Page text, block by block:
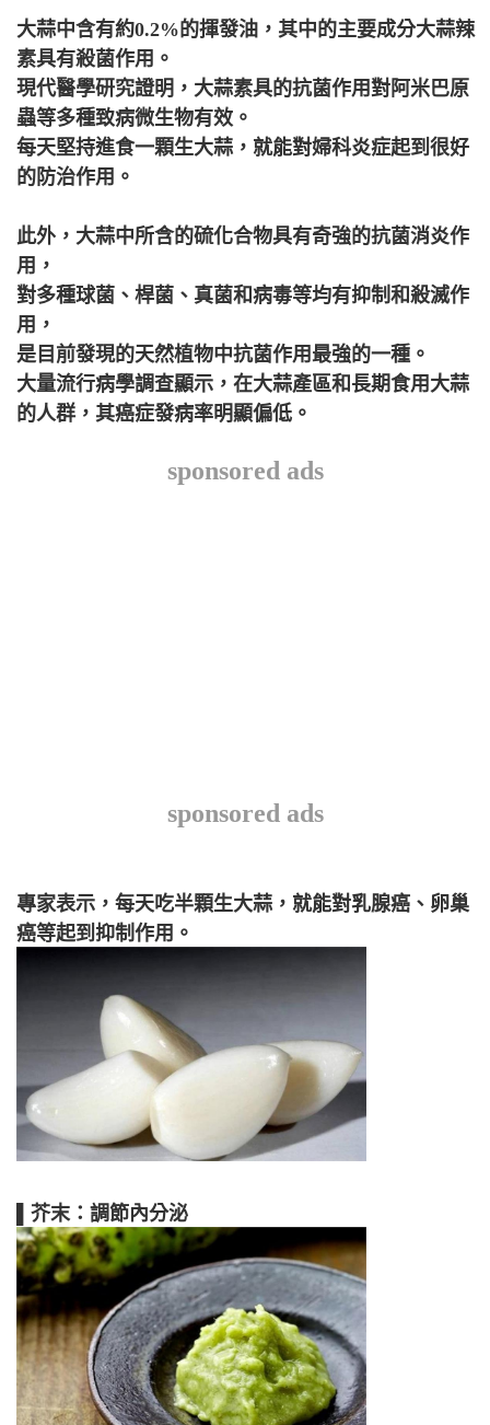
大蒜中含有約0.2%的揮發油，其中的主要成分大蒜辣
素具有殺菌作用。
現代醫學研究證明，大蒜素具的抗菌作用對阿米巴原
蟲等多種致病微生物有效。
每天堅持進食一顆生大蒜，就能對婦科炎症起到很好
的防治作用。
此外，大蒜中所含的硫化合物具有奇強的抗菌消炎作
用，
對多種球菌、桿菌、真菌和病毒等均有抑制和殺滅作
用，
是目前發現的天然植物中抗菌作用最強的一種。
大量流行病學調查顯示，在大蒜產區和長期食用大蒜
的人群，其癌症發病率明顯偏低。
sponsored ads
sponsored ads
專家表示，每天吃半顆生大蒜，就能對乳腺癌、卵巢
癌等起到抑制作用。
▌芥末：調節內分泌